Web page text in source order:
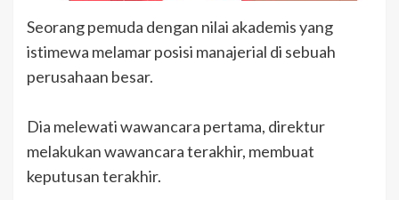
Seorang pemuda dengan nilai akademis yang
istimewa melamar posisi manajerial di sebuah
perusahaan besar.
Dia melewati wawancara pertama, direktur
melakukan wawancara terakhir, membuat
keputusan terakhir.